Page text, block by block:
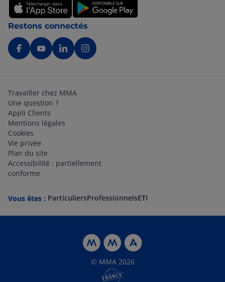
Restons connectés
Travailler chez MMA
Une question ?
Appli Clients
Mentions légales
Cookies
Vie privée
Plan du site
Accessibilité : partiellement
conforme
Vous êtes : ParticuliersProfessionnelsETI
© MMA 2026